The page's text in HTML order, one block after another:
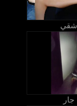
شقي
جار